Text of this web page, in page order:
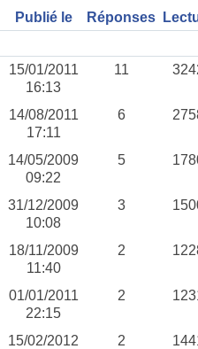
Publié le Réponses
15/01/2011
16:13
11
14/08/2011
17:11
6
14/05/2009
09:22
5
31/12/2009
10:08
3
18/11/2009
11:40
2
01/01/2011
22:15
2
15/02/2012
2